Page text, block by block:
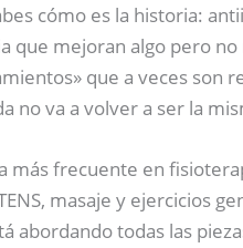
cómo es la historia:
que mejoran algo pero no
que a veces son
no va a volver a ser la
más frecuente en
masaje y ejercicios
abordando todas las